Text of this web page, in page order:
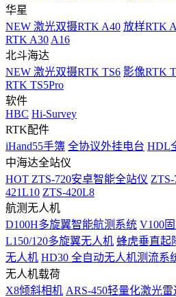
华星
NEW 激光双摄RTK A40 放样RTK
RTK A30 A16
北斗海达
NEW 激光双摄RTK TS6 影像RTK
RTK TS5Pro
软件
HBC Hi-Survey
RTK配件
iHand55手簿 全协议外挂电台 HDL
中海达全站仪
HOT ZTS-720安卓智能全站仪
421L10 ZTS-420L8
航测无人机
D100H多旋翼智能航测系统 V100
L150/120多旋翼无人机 蜂虎垂直起
无人机 HD30 全自动无人机测流系
无人机载荷
X8倾斜相机 ARS-450轻量化激光雷